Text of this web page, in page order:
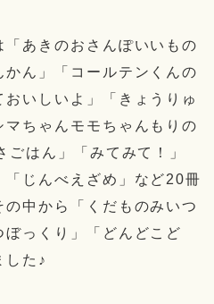
あきのおさんぽいいもの
ん」「コールテンくんの
いしいよ」「きょうりゅ
マちゃんモモちゃんもりの
はん」「みてみて！」
「じんべえざめ」など20冊
中から「くだものみいつ
っくり」「どんどこど
した♪